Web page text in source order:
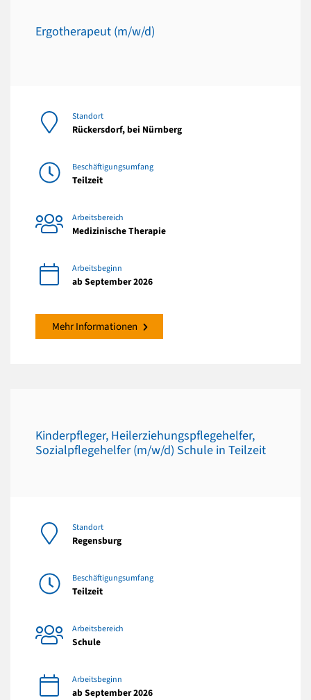
Ergotherapeut (m/w/d)
Standort
Rückersdorf, bei Nürnberg
Beschäftigungsumfang
Teilzeit
Arbeitsbereich
Medizinische Therapie
Arbeitsbeginn
ab September 2026
Mehr Informationen
Kinderpfleger, Heilerziehungspflegehelfer,
Sozialpflegehelfer (m/w/d) Schule in Teilzeit
Standort
Regensburg
Beschäftigungsumfang
Teilzeit
Arbeitsbereich
Schule
Arbeitsbeginn
ab September 2026